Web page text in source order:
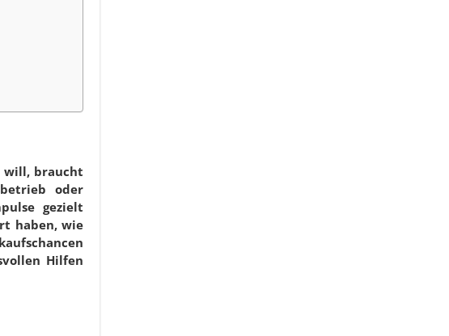
will, braucht
oder
gezielt
haben, wie
Hilfen